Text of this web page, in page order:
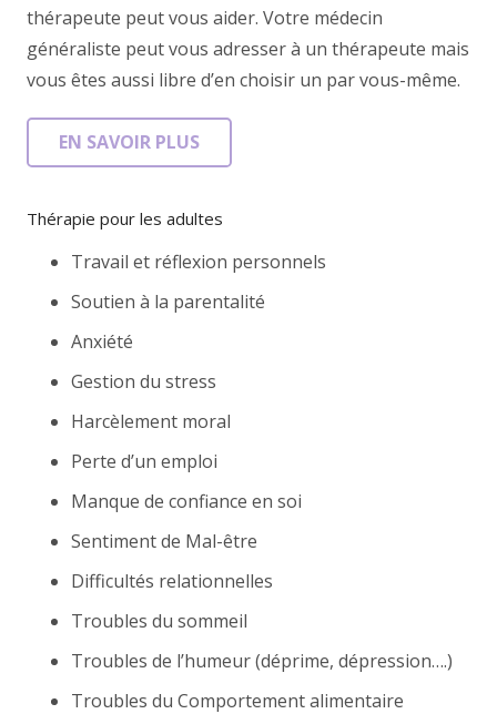
thérapeute peut vous aider. Votre médecin
généraliste peut vous adresser à un thérapeute mais
vous êtes aussi libre d’en choisir un par vous-même.
EN SAVOIR PLUS
Thérapie pour les adultes
Travail et réflexion personnels
Soutien à la parentalité
Anxiété
Gestion du stress
Harcèlement moral
Perte d’un emploi
Manque de confiance en soi
Sentiment de Mal-être
Difficultés relationnelles
Troubles du sommeil
Troubles de l’humeur (déprime, dépression….)
Troubles du Comportement alimentaire